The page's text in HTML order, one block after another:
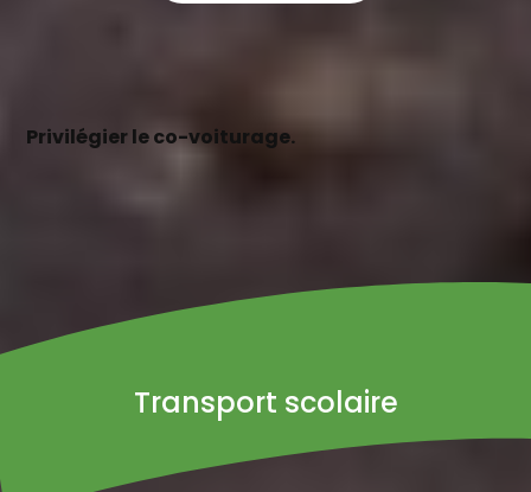
Privilégier le co-voiturage.
Transport scolaire